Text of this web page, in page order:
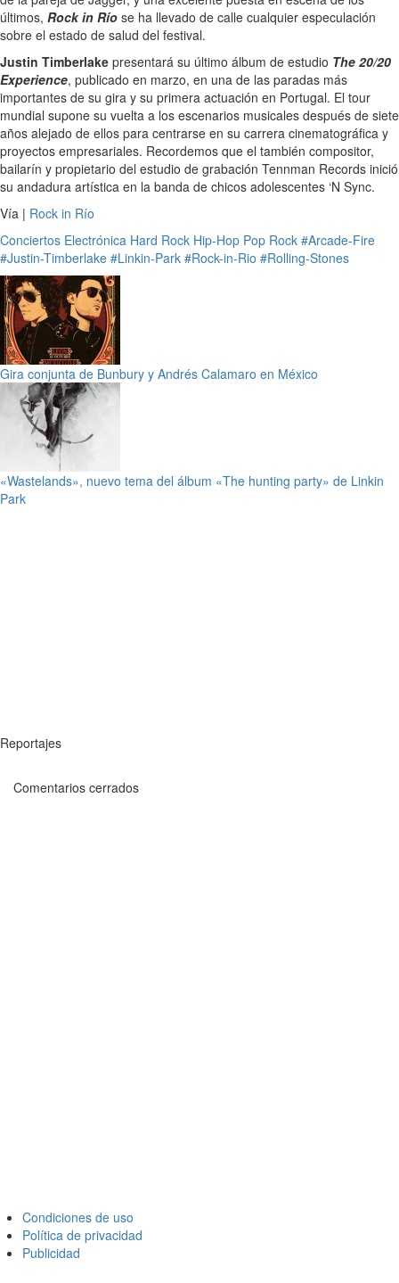
últimos, Rock in Río se ha llevado de calle cualquier especulación
sobre el estado de salud del festival.
Justin Timberlake presentará su último álbum de estudio The 20/20
Experience, publicado en marzo, en una de las paradas más
importantes de su gira y su primera actuación en Portugal. El tour
mundial supone su vuelta a los escenarios musicales después de siete
años alejado de ellos para centrarse en su carrera cinematográfica y
proyectos empresariales. Recordemos que el también compositor,
bailarín y propietario del estudio de grabación Tennman Records inició
su andadura artística en la banda de chicos adolescentes ‘N Sync.
Vía | Rock in Río
Conciertos Electrónica Hard Rock Hip-Hop Pop Rock #Arcade-Fire
#Justin-Timberlake #Linkin-Park #Rock-in-Rio #Rolling-Stones
Gira conjunta de Bunbury y Andrés Calamaro en México
«Wastelands», nuevo tema del álbum «The hunting party» de Linkin
Park
Reportajes
Comentarios cerrados
Condiciones de uso
Política de privacidad
Publicidad